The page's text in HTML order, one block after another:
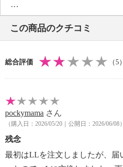
※サイズにより多少の差異あり
・ブーツ丈：約１１．５ｃｍ
【サイズ（ワイズ）】
・２Ｅ
・ヒールの高さ：約２ｃｍ
・前底厚み：約２ｃｍ
・履き口（内周）：約２１ｃｍ
【重さ】
・片足約３００ｇ（サイズに
【原産国（地）】
・中国製
この商品のクチコミ
総合評価 （5）
pockymama さん
（購入日：2026/05/20｜公開日：2026/06/08）
残念
最初はLLを注文しましたが、届